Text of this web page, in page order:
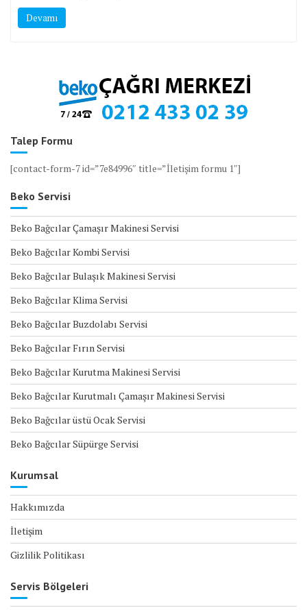
Devamı
Talep Formu
[contact-form-7 id=”7e84996″ title=”İletişim formu 1″]
Beko Servisi
Beko Bağcılar Çamaşır Makinesi Servisi
Beko Bağcılar Kombi Servisi
Beko Bağcılar Bulaşık Makinesi Servisi
Beko Bağcılar Klima Servisi
Beko Bağcılar Buzdolabı Servisi
Beko Bağcılar Fırın Servisi
Beko Bağcılar Kurutma Makinesi Servisi
Beko Bağcılar Kurutmalı Çamaşır Makinesi Servisi
Beko Bağcılar üstü Ocak Servisi
Beko Bağcılar Süpürge Servisi
Kurumsal
Hakkımızda
İletişim
Gizlilik Politikası
Servis Bölgeleri